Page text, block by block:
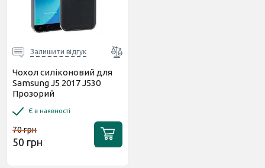
Залишити відгук
Чохол силіконовий для
Samsung J5 2017 J530
Прозорий
Є в наявності
70 грн
50 грн